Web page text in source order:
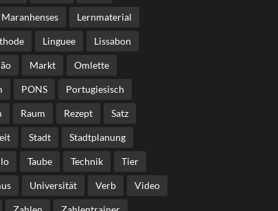
Lernmaterial
Linguee Lissabon
Markt Omlette
PONS Portugiesisch
Raum Rezept Satz
Stadt Stadtplanung
Taube Technik Tier
Universität Verb Video